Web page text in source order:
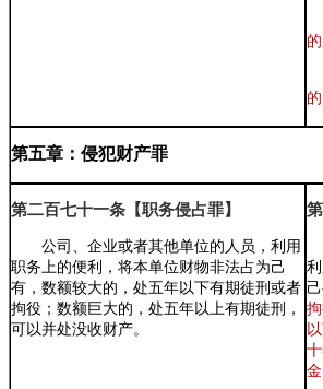
的
第五章：侵犯财产罪
第二百七十一条【职务侵占罪】
公司、企业或者其他单位的人员，利用
职务上的便利，将本单位财物非法占为己
有，数额较大的，处五年以下有期徒刑或者
拘役；数额巨大的，处五年以上有期徒刑，
可以并处没收财产。
金